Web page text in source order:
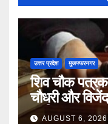
उत्तर प्रदेश मुजफ्फरनगर
शिव चौक
चौधरी और
खारिज
AUGUST 6, 2026